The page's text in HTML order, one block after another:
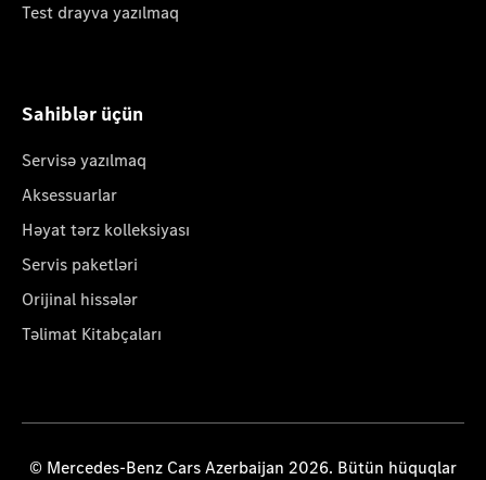
Test drayva yazılmaq
Sahiblər üçün
Servisə yazılmaq
Aksessuarlar
Həyat tərz kolleksiyası
Servis paketləri
Orijinal hissələr
Təlimat Kitabçaları
© Mercedes-Benz Cars Azerbaijan 2026. Bütün hüquqlar